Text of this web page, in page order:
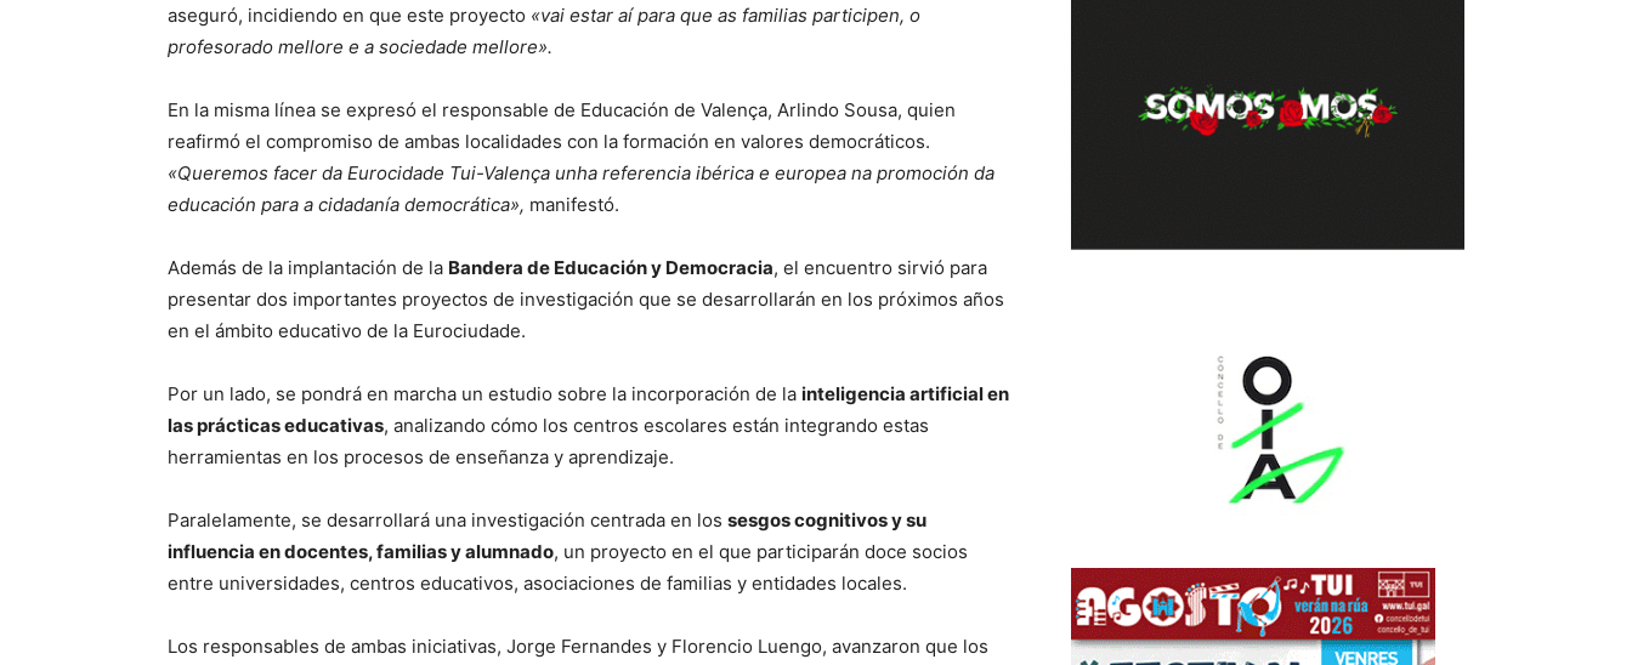
aseguró, incidiendo en que este proyecto «vai estar aí para que as familias participen, o
profesorado mellore e a sociedade mellore».
En la misma línea se expresó el responsable de Educación de Valença, Arlindo Sousa, quien
reafirmó el compromiso de ambas localidades con la formación en valores democráticos.
«Queremos facer da Eurocidade Tui-Valença unha referencia ibérica e europea na promoción da
educación para a cidadanía democrática», manifestó.
Además de la implantación de la Bandera de Educación y Democracia, el encuentro sirvió para
presentar dos importantes proyectos de investigación que se desarrollarán en los próximos años
en el ámbito educativo de la Eurociudade.
Por un lado, se pondrá en marcha un estudio sobre la incorporación de la inteligencia artificial en
las prácticas educativas, analizando cómo los centros escolares están integrando estas
herramientas en los procesos de enseñanza y aprendizaje.
Paralelamente, se desarrollará una investigación centrada en los sesgos cognitivos y su
influencia en docentes, familias y alumnado, un proyecto en el que participarán doce socios
entre universidades, centros educativos, asociaciones de familias y entidades locales.
Los responsables de ambas iniciativas, Jorge Fernandes y Florencio Luengo, avanzaron que los